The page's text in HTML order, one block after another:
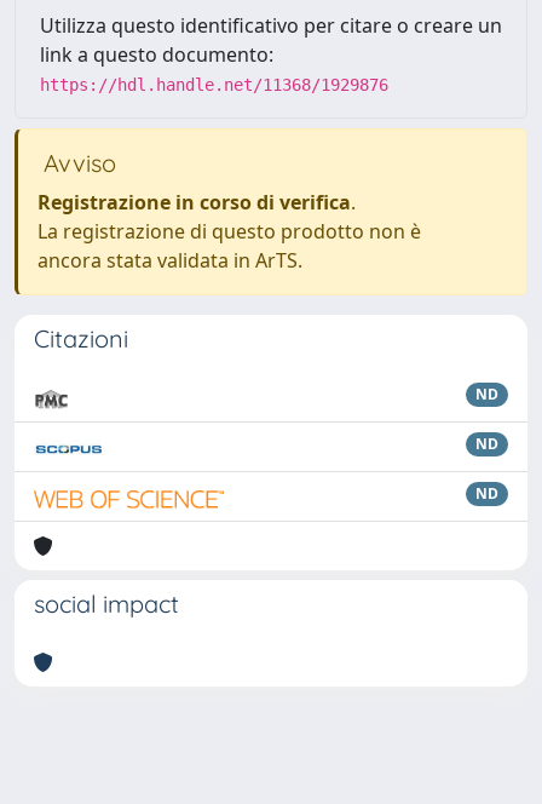
Utilizza questo identificativo per citare o creare un
link a questo documento:
https://hdl.handle.net/11368/1929876
Avviso
Registrazione in corso di verifica.
La registrazione di questo prodotto non è
ancora stata validata in ArTS.
Citazioni
ND
ND
ND
social impact